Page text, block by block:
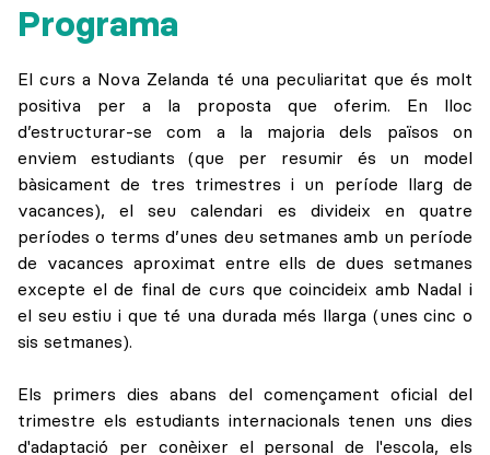
Programa
El curs a Nova Zelanda té una peculiaritat que és molt
positiva per a la proposta que oferim. En lloc
d’estructurar-se com a la majoria dels països on
enviem estudiants (que per resumir és un model
bàsicament de tres trimestres i un període llarg de
vacances), el seu calendari es divideix en quatre
períodes o terms d’unes deu setmanes amb un període
de vacances aproximat entre ells de dues setmanes
excepte el de final de curs que coincideix amb Nadal i
el seu estiu i que té una durada més llarga (unes cinc o
sis setmanes).
Els primers dies abans del començament oficial del
trimestre els estudiants internacionals tenen uns dies
d'adaptació per conèixer el personal de l'escola, els